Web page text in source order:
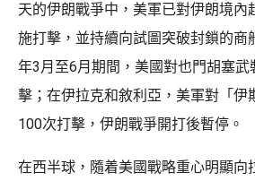
天的伊朗戰爭中，美軍已對伊朗境內
施打擊，並持續向試圖突破封鎖的商
年3月至6月期間，美國對也門胡塞
擊；在伊拉克和敘利亞，美軍對「伊
100次打擊，伊朗戰爭開打後暫停。
在西半球，隨着美國戰略重心明顯向